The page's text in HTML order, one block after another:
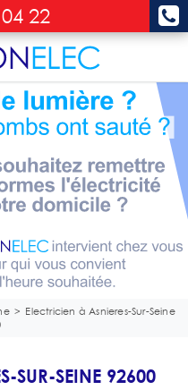
22
> Electricien à Asnieres-Sur-Seine
SUR-SEINE 92600